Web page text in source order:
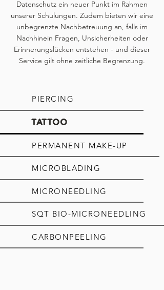
Datenschutz ein neuer Punkt im Rahmen
unserer Schulungen. Zudem bieten wir eine
unbegrenzte Nachbetreuung an, falls im
Nachhinein Fragen, Unsicherheiten oder
Erinnerungslücken entstehen - und dieser
Service gilt ohne zeitliche Begrenzung.
PIERCING
TATTOO
PERMANENT MAKE-UP
MICROBLADING
MICRONEEDLING
SQT BIO-MICRONEEDLING
CARBONPEELING